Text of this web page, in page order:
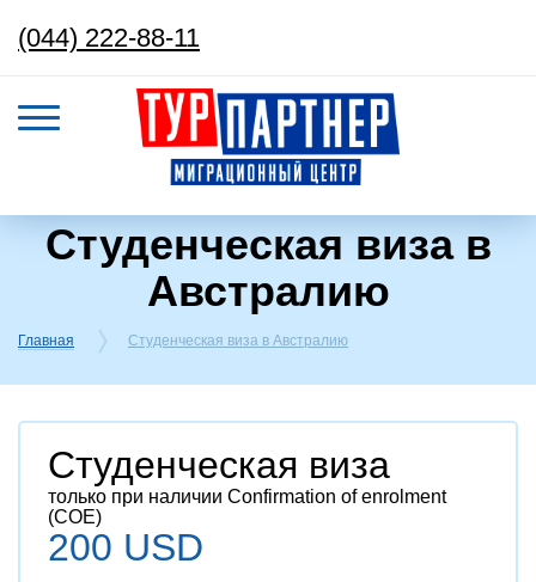
(044) 222-88-11
Студенческая виза в
Австралию
Главная Студенческая виза в Австралию
Студенческая виза
только при наличии Confirmation of enrolment
(COE)
200 USD